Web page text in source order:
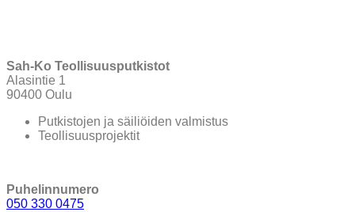
Sah-Ko Teollisuusputkistot
Alasintie 1
90400 Oulu
Putkistojen ja säiliöiden valmistus
Teollisuusprojektit
Puhelinnumero
050 330 0475